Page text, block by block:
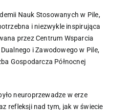
Nauk Stosowanych w Pile,
i niezwykle inspirująca
przez Centrum Wsparcia
Dualnego i Zawodowego w Pile,
Gospodarcza Północnej
neuroprzewadze w erze
refleksji nad tym, jak w świecie